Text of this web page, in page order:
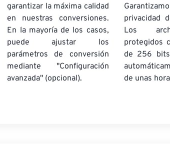
garantizar la máxima calidad
en nuestras conversiones.
En la mayoría de los casos,
puede ajustar los
parámetros de conversión
mediante "Configuración
avanzada" (opcional).
privacidad
Los
protegidos
de 256
de unas